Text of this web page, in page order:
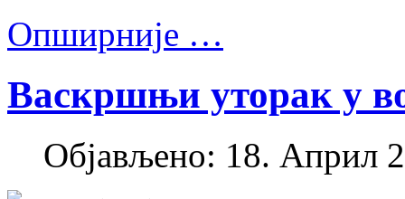
Опширније …
Васкршњи уторак у
Објављено: 18. Април